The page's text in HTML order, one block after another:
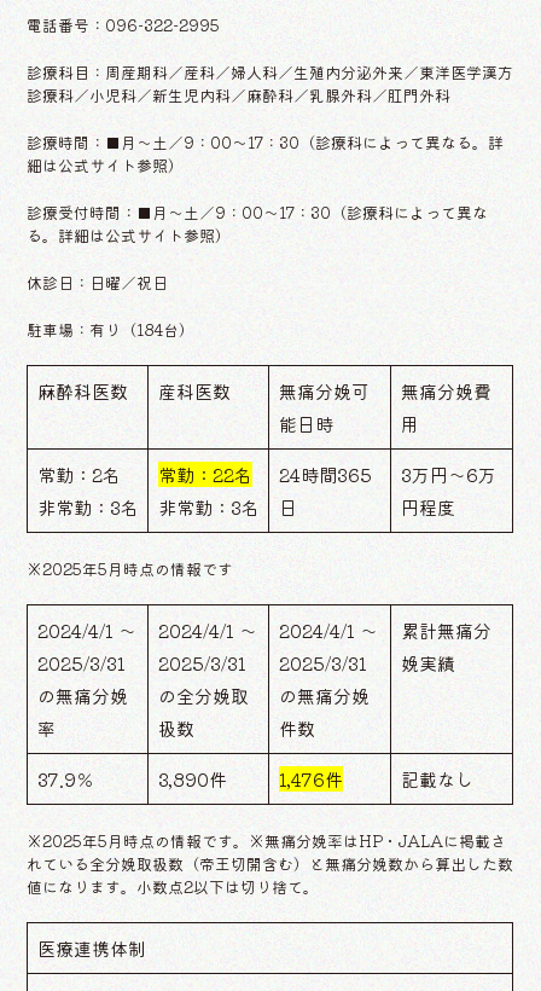
電話番号：096-322-2995
診療科目：周産期科／産科／婦人科／生殖内分泌外来／東洋医学漢方
診療科／小児科／新生児内科／麻酔科／乳腺外科／肛門外科
診療時間：■月〜土／9：00〜17：30（診療科によって異なる。詳
細は公式サイト参照）
診療受付時間：■月〜土／9：00〜17：30（診療科によって異な
る。詳細は公式サイト参照）
休診日：日曜／祝日
駐車場：有り（184台）
麻酔科医数 産科医数
無痛分娩可
能日時
無痛分娩費
用
常勤：2名
非常勤：3名
常勤：22名
非常勤：3名
24時間365
日
3万円～6万
円程度
※2025年5月時点の情報です
2024/4/1 ～
2025/3/31
の無痛分娩
率
2024/4/1 ～
2025/3/31
の全分娩取
扱数
2024/4/1 ～
2025/3/31
の無痛分娩
件数
累計無痛分
娩実績
37.9％ 3,890件 1,476件 記載なし
※2025年5月時点の情報です。※無痛分娩率はHP・JALAに掲載さ
れている全分娩取扱数（帝王切開含む）と無痛分娩数から算出した数
値になります。小数点2以下は切り捨て。
医療連携体制